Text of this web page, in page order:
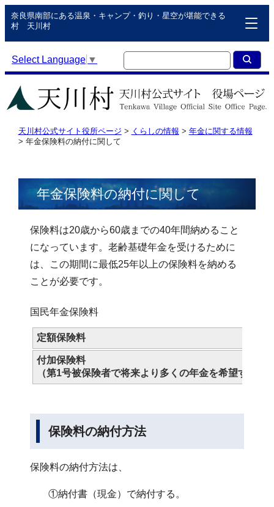
奈良県南部にある温泉・キャンプ・釣り・星空が堪能できる
村 天川村
Select Language ▼
天川村公式サイト役所ページ > くらしの情報 > 年金に関する情報
> 年金保険料の納付に関して
年金保険料の納付に関して
保険料は20歳から60歳までの40年間納めること
になっています。老齢基礎年金を受けるために
は、この期間に最低25年以上の保険料を納める
ことが必要です。
国民年金保険料
定額保険料
付加保険料
（第1号被保険者で将来より多くの年金を希望する人
保険料の納付方法
保険料の納付方法は、
①納付書（現金）で納付する。